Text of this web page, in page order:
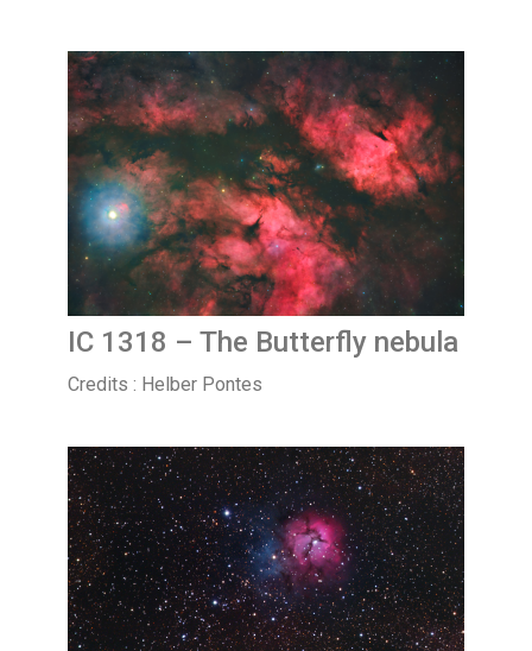
IC 1318 – The Butterfly nebula
Credits : Helber Pontes